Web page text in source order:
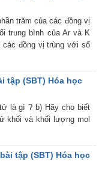
trăm của các đồng vị
trung bình của Ar và K
các đồng vị trùng với số
tập (SBT) Hóa học
là gì ? b) Hãy cho biết
khối và khối lượng mol
tập (SBT) Hóa học